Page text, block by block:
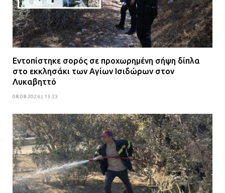
Εντοπίστηκε σορός σε προχωρημένη σήψη δίπλα
στο εκκλησάκι των Αγίων Ισιδώρων στον
Λυκαβηττό
08.08.2026 | 13:23